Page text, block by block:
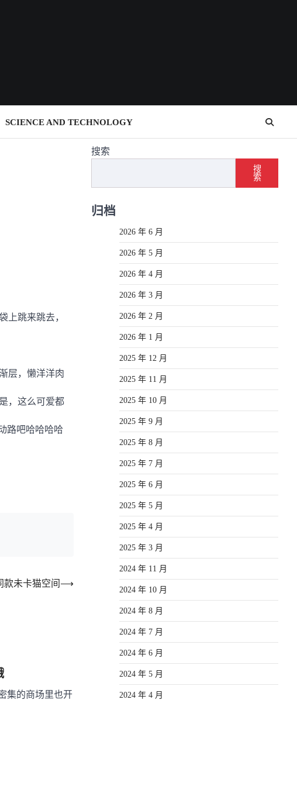
SCIENCE AND TECHNOLOGY
上跳来跳去，
层，懒洋洋肉
，这么可爱都
路吧哈哈哈哈
款未卡猫空间 ⟶
集的商场里也开
搜索
搜
索
归档
2026 年 6 月
2026 年 5 月
2026 年 4 月
2026 年 3 月
2026 年 2 月
2026 年 1 月
2025 年 12 月
2025 年 11 月
2025 年 10 月
2025 年 9 月
2025 年 8 月
2025 年 7 月
2025 年 6 月
2025 年 5 月
2025 年 4 月
2025 年 3 月
2024 年 11 月
2024 年 10 月
2024 年 8 月
2024 年 7 月
2024 年 6 月
2024 年 5 月
2024 年 4 月